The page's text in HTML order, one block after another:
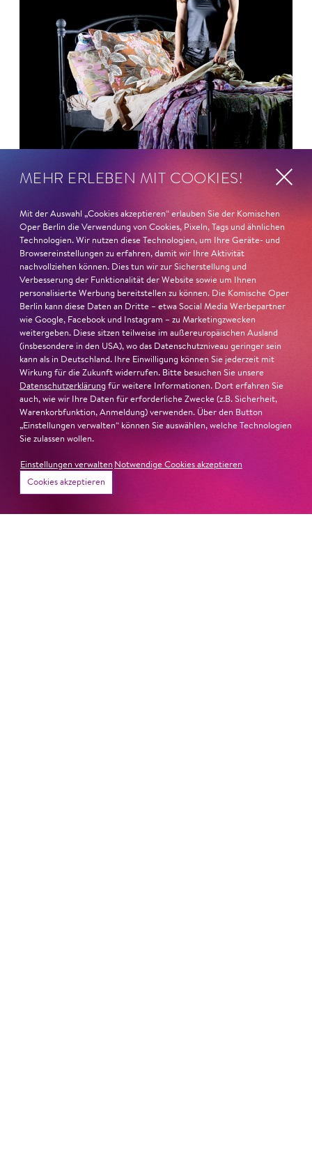
26. Juni 2026
Ambur Braid für DER FAUST
nominiert
Ambur Braidist für den Deutschen Theaterpreis DER
FAUST nominiert in der Kategorie »Darsteller:in
Musiktheater«. Ihr eindrucksvolles Rollendebüt als
Katerina Lwowna Ismailowa in Barrie Koskys Lady
Macbeth von Mzensk sei jederzeit authentisch, ziehe das
Publikum in ihren Bann, fordere zum Miterleben und
Mitleiden heraus – niemand im Saal bliebe teilnahmslos
zurück, lobt die Jury Ambur Braids stimmliche Wucht
»In dem überwältigenden Farbenreichtum ihres Spiels
MEHR ERLEBEN MIT COOKIES!
Mit der Auswahl „Cookies akzeptieren“ erlauben Sie der Komischen
Oper Berlin die Verwendung von Cookies, Pixeln, Tags und ähnlichen
Technologien. Wir nutzen diese Technologien, um Ihre Geräte- und
Browsereinstellungen zu erfahren, damit wir Ihre Aktivität
nachvollziehen können. Dies tun wir zur Sicherstellung und
Verbesserung der Funktionalität der Website sowie um Ihnen
personalisierte Werbung bereitstellen zu können. Die Komische Oper
Berlin kann diese Daten an Dritte – etwa Social Media Werbepartner
wie Google, Facebook und Instagram – zu Marketingzwecken
weitergeben. Diese sitzen teilweise im außereuropäischen Ausland
(insbesondere in den USA), wo das Datenschutzniveau geringer sein
kann als in Deutschland. Ihre Einwilligung können Sie jederzeit mit
Wirkung für die Zukunft widerrufen. Bitte besuchen Sie unsere
Datenschutzerklärung für weitere Informationen. Dort erfahren Sie
auch, wie wir Ihre Daten für erforderliche Zwecke (z.B. Sicherheit,
Warenkorbfunktion, Anmeldung) verwenden. Über den Button
„Einstellungen verwalten“ können Sie auswählen, welche Technologien
Sie zulassen wollen.
Einstellungen verwalten Notwendige Cookies akzeptieren
Cookies akzeptieren